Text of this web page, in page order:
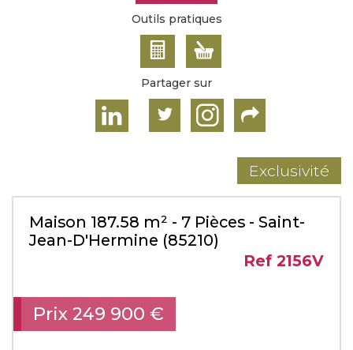
Outils pratiques
Partager sur
Exclusivité
Maison 187.58 m² - 7 Pièces - Saint-
Jean-D'Hermine (85210)
Ref 2156V
Prix 249 900 €